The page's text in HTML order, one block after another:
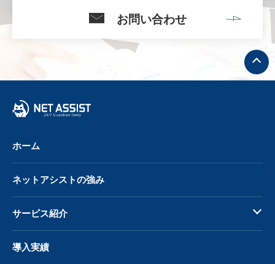
お問い合わせ
ト
ッ
プ
へ
ホーム
ネットアシストの強み
サービス紹介
導入実績